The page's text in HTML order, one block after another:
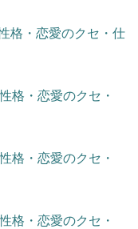
格・恋愛のクセ・仕
格・恋愛のクセ・
格・恋愛のクセ・
格・恋愛のクセ・